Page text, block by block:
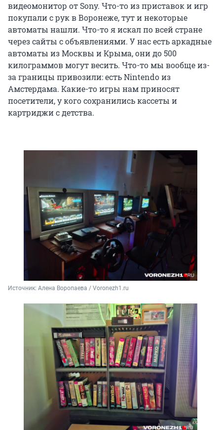
видеомонитор от Sony. Что-то из приставок и игр
покупали с рук в Воронеже, тут и некоторые
автоматы нашли. Что-то я искал по всей стране
через сайты с объявлениями. У нас есть аркадные
автоматы из Москвы и Крыма, они до 500
килограммов могут весить. Что-то мы вообще из-
за границы привозили: есть Nintendo из
Амстердама. Какие-то игры нам приносят
посетители, у кого сохранились кассеты и
картриджи с детства.
Источник: Алена Воропаева / Voronezh1.ru